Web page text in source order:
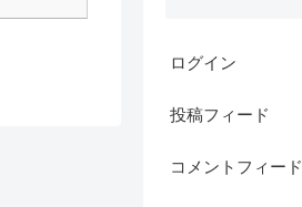
ログイン
投稿フィード
コメントフィード